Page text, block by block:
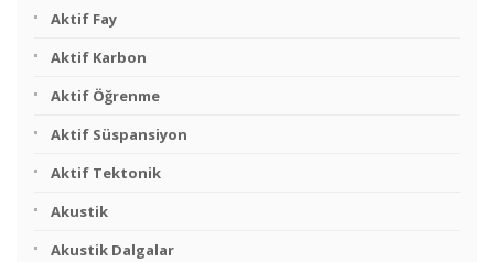
Aktif Fay
Aktif Karbon
Aktif Öğrenme
Aktif Süspansiyon
Aktif Tektonik
Akustik
Akustik Dalgalar